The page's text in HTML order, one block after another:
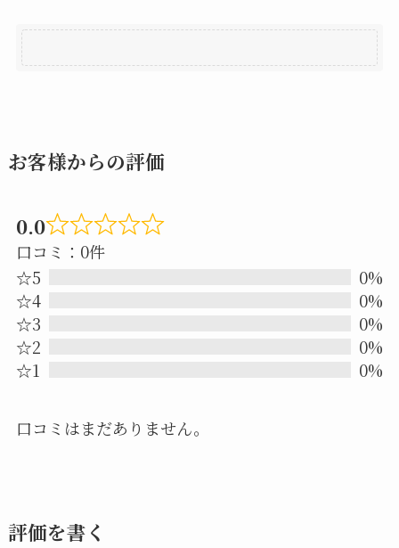
お客様からの評価
0.0
Rated
口コミ：0件
☆5
0%
☆4
0%
☆3
0%
☆2
0%
☆1
0%
口コミはまだありません。
評価を書く